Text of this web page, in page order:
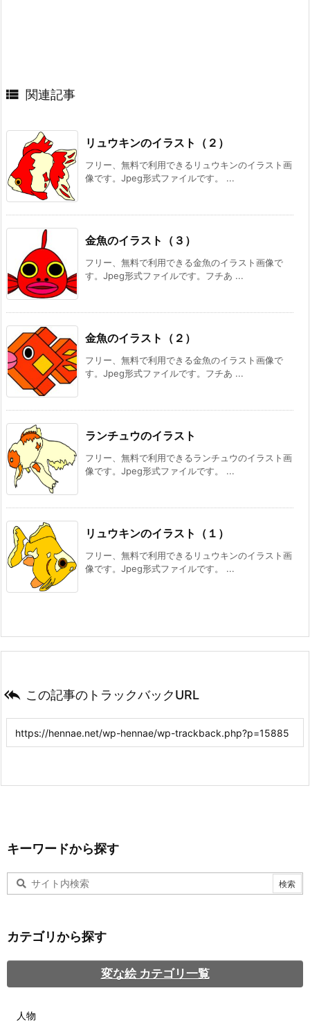
 関連記事
リュウキンのイラスト（２）
フリー、無料で利用できるリュウキンのイラスト画
像です。Jpeg形式ファイルです。 ...
金魚のイラスト（３）
フリー、無料で利用できる金魚のイラスト画像で
す。Jpeg形式ファイルです。フチあ ...
金魚のイラスト（２）
フリー、無料で利用できる金魚のイラスト画像で
す。Jpeg形式ファイルです。フチあ ...
ランチュウのイラスト
フリー、無料で利用できるランチュウのイラスト画
像です。Jpeg形式ファイルです。 ...
リュウキンのイラスト（１）
フリー、無料で利用できるリュウキンのイラスト画
像です。Jpeg形式ファイルです。 ...
 この記事のトラックバックURL
キーワードから探す
カテゴリから探す
変な絵 カテゴリ一覧
人物